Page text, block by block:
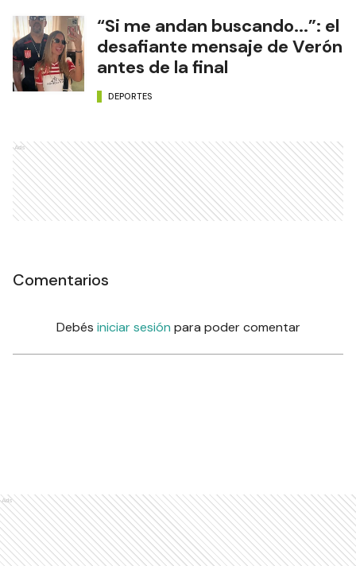
“Si me andan buscando...”: el
desafiante mensaje de Verón
antes de la final
DEPORTES
Ads
Comentarios
Debés iniciar sesión para poder comentar
Ads